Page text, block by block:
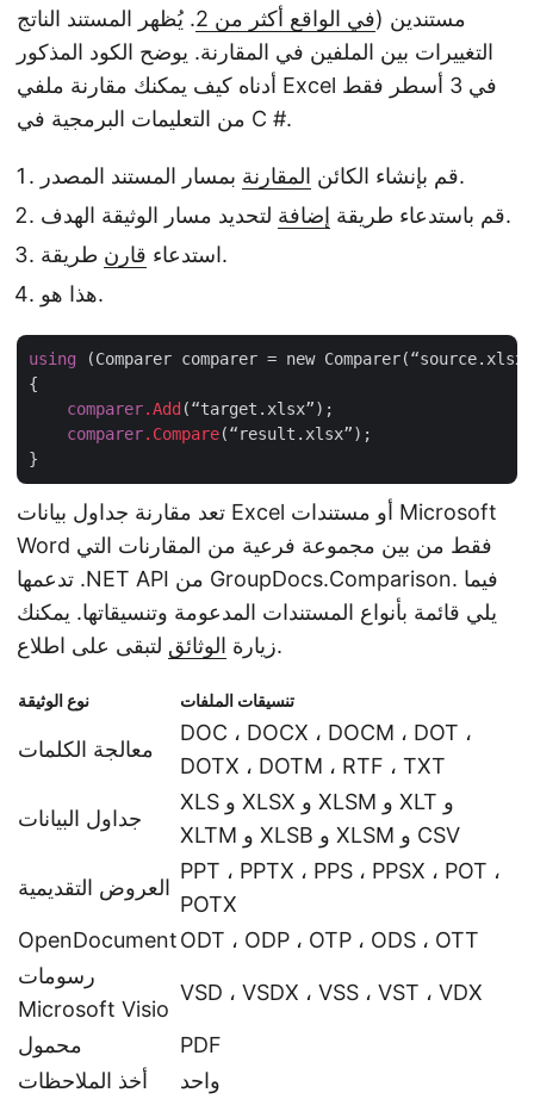
مستندين (في الواقع أكثر من 2
. يُظهر المستند الناتج
التغييرات بين الملفين في المقارنة. يوضح الكود المذكور
أدناه كيف يمكنك مقارنة ملفي Excel في 3 أسطر فقط
من التعليمات البرمجية في C #.
قم بإنشاء الكائن المقارنة
بمسار المستند المصدر.
قم باستدعاء طريقة إضافة
لتحديد مسار الوثيقة الهدف.
استدعاء قارن
طريقة.
هذا هو.
using (Comparer comparer = new
{
comparer.Add (“target.xlsx”);
comparer.Compare(“result.xlsx”);
تعد مقارنة جداول بيانات Excel أو مستندات Microsoft
Word فقط من بين مجموعة فرعية من المقارنات التي
تدعمها .NET API من GroupDocs.Comparison. فيما
يلي قائمة بأنواع المستندات المدعومة وتنسيقاتها. يمكنك
زيارة الوثائق لتبقى على اطلاع.
نوع الوثيقة تنسيقات الملفات
معالجة الكلمات
DOC ، DOCX ، DOCM ، DOT ،
DOTX ، DOTM ، RTF ، TXT
جداول البيانات
XLS و XLSX و XLSM و XLT و
XLTM و XLSB و XLSM و CSV
العروض التقديمية
PPT ، PPTX ، PPS ، PPSX ، POT ،
POTX
OpenDocumentODT ، ODP ، OTP ، ODS ، OTT
رسومات
Microsoft Visio
VSD ، VSDX ، VSS ، VST ، VDX
محمول
PDF
أخذ الملاحظات
واحد